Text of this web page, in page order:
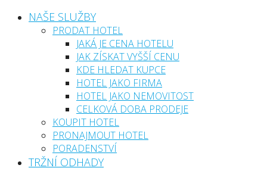
NAŠE SLUŽBY
PRODAT HOTEL
JAKÁ JE CENA HOTELU
JAK ZÍSKAT VYŠŠÍ CENU
KDE HLEDAT KUPCE
HOTEL JAKO FIRMA
HOTEL JAKO NEMOVITOST
CELKOVÁ DOBA PRODEJE
KOUPIT HOTEL
PRONAJMOUT HOTEL
PORADENSTVÍ
TRŽNÍ ODHADY